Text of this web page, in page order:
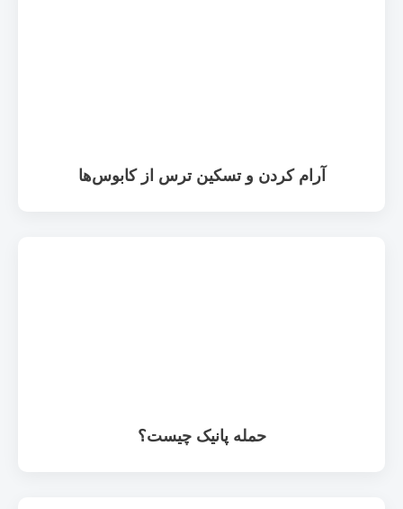
آرام کردن و تسکین ترس از کابوس‌ها
حمله پانیک چیست؟